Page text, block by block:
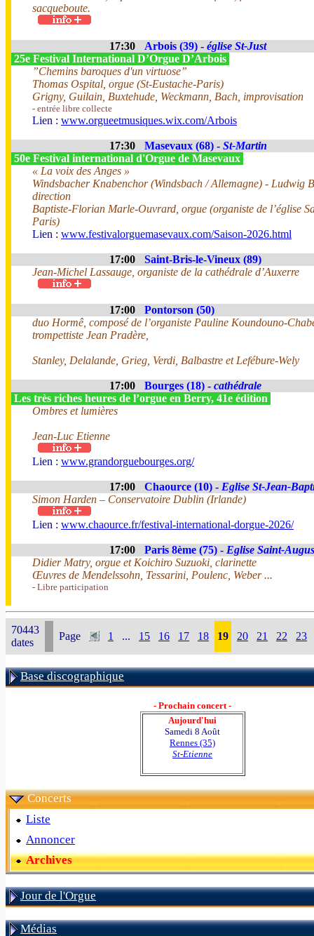
sacqueboute.
17:30 Arbois (39) - église St-Just
25e Festival International D’Orgue D’Arbois
”Chemins baroques d'un virtuose”
Thomas Ospital, orgue (St-Eustache-Paris)
Grigny, Guilain, Buxtehude, Weckmann, Bach, improvisation
- entrée libre collecte
Lien : www.orgueetmusiques.wix.com/Arbois
17:30 Masevaux (68) - St-Martin
50e Festival international d'Orgue de Masevaux
« La voix des Anges »
Windsbacher Knabenchor (Windsbach / Allemagne) - Ludwig
direction
Baptiste-Florian Marle-Ouvrard, orgue (organiste de l’église
Paris)
Lien : www.festivalorguemasevaux.com/Saison-2026.html
17:00
Saint-Bris-le-Vineux (89)
Jean-Michel Lassauge, organiste de la cathédrale d’Auxerre
17:00
Pontorson (50)
duo Hormê, composé de l’organiste Pauline Koundouno-
trompettiste Jean Pradère,
Stanley, Delalande, Grieg, Verdi, Balbastre et Lefébure-Wely
17:00 Bourges (18) - cathédrale
Les très riches heures de l’orgue en Berry, 41e édition
Ombres et lumières
Jean-Luc Etienne
Lien : www.grandorguebourges.org/
17:00 Chaource (10) - Eglise St-Jean-
Simon Harden – Conservatoire Dublin (Irlande)
Lien : www.chaource.fr/festival-international-dorgue-2026/
17:00 Paris 8ème (75) - Eglise Saint-
Didier Matry, orgue et Koichiro Suzuoki, clarinette
Œuvres de Mendelssohn, Tessarini, Poulenc, Weber ...
- Libre participation
70443
dates
Page 1 ... 15 16 17 18 19 20 21 22 23
Base discographique
- Prochain concert -
Aujourd'hui
Samedi 8 Août
Rennes (35)
St-Etienne
Concerts
Liste
Annoncer
Archives
Jour de l'Orgue
Médias